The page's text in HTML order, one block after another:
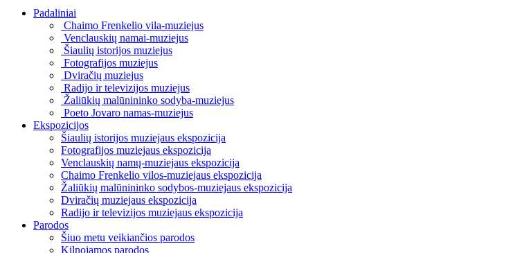
Padaliniai
Chaimo Frenkelio vila-muziejus
Venclauskių namai-muziejus
Šiaulių istorijos muziejus
Fotografijos muziejus
Dviračių muziejus
Radijo ir televizijos muziejus
Žaliūkių malūnininko sodyba-muziejus
Poeto Jovaro namas-muziejus
Ekspozicijos
Šiaulių istorijos muziejaus ekspozicija
Fotografijos muziejaus ekspozicija
Venclauskių namų-muziejaus ekspozicija
Chaimo Frenkelio vilos-muziejaus ekspozicija
Žaliūkių malūnininko sodybos-muziejaus ekspozicija
Dviračių muziejaus ekspozicija
Radijo ir televizijos muziejaus ekspozicija
Parodos
Šiuo metu veikiančios parodos
Kilnojamos parodos